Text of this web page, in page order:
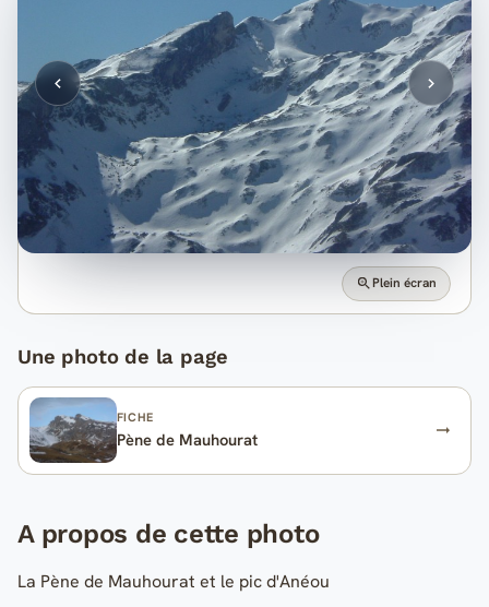
Plein écran
Une photo de la page
FICHE
Pène de Mauhourat
A propos de cette photo
La Pène de Mauhourat et le pic d'Anéou